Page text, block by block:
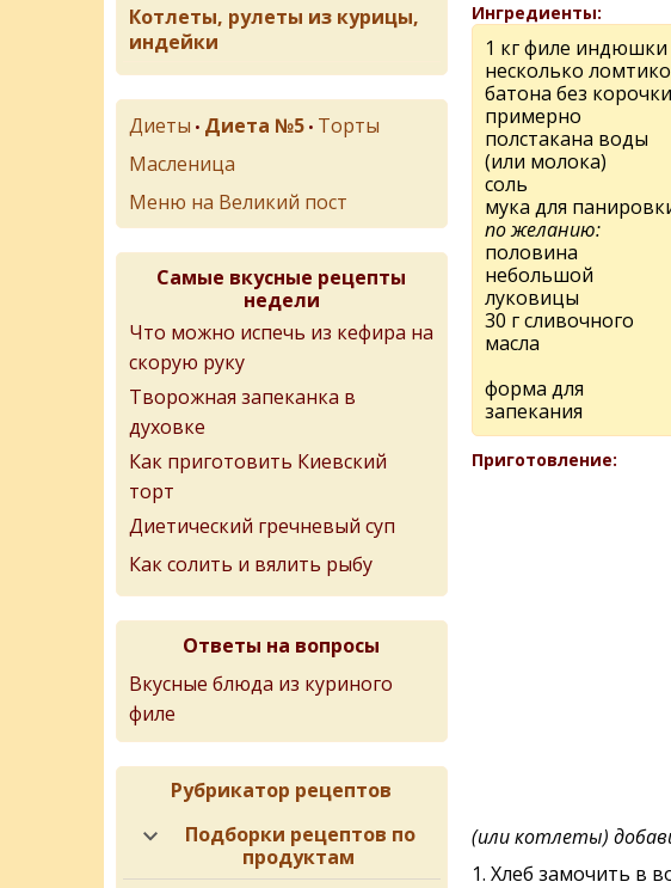
Ингредиенты:
1 кг филе индюшки
несколько
батона без корочки
примерно
полстакана воды
(или молока)
соль
мука для
по желанию:
половина
небольшой
луковицы
30 г сливочного
масла
форма для
запекания
Приготовление:
(или котлеты)
1. Хлeб замочить в
Котлеты, рулеты из курицы,
индейки
Диеты • Диета №5 • Торты
Масленица
Меню на Великий пост
Самые вкусные рецепты
недели
Что можно испечь из кефира на
скорую руку
Творожная запеканка в
духовке
Как приготовить Киевский
торт
Диетический гречневый суп
Как солить и вялить рыбу
Ответы на вопросы
Вкусные блюда из куриного
филе
Рубрикатор рецептов
Подборки рецептов по
продуктам